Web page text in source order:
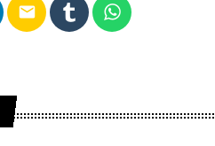
email